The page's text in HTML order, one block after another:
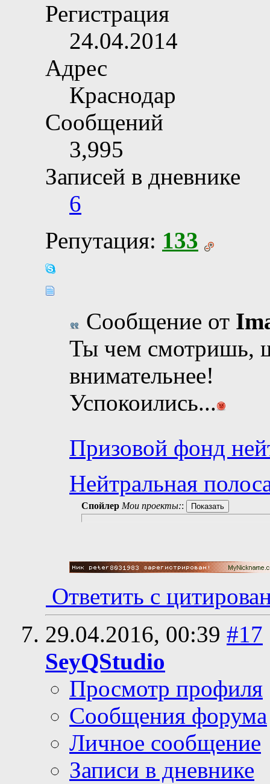
Регистрация
24.04.2014
Адрес
Краснодар
Сообщений
3,995
Записей в дневнике
6
Репутация: 133
Сообщение от
Ты чем смотришь,
внимательнее!
Успокоились...
Призовой фонд
Нейтральная
Спойлер Мои проекты::
Ответить с
29.04.2016, 00:39 #17
SeyQStudio
Просмотр профиля
Сообщения форума
Личное сообщение
Записи в дневнике